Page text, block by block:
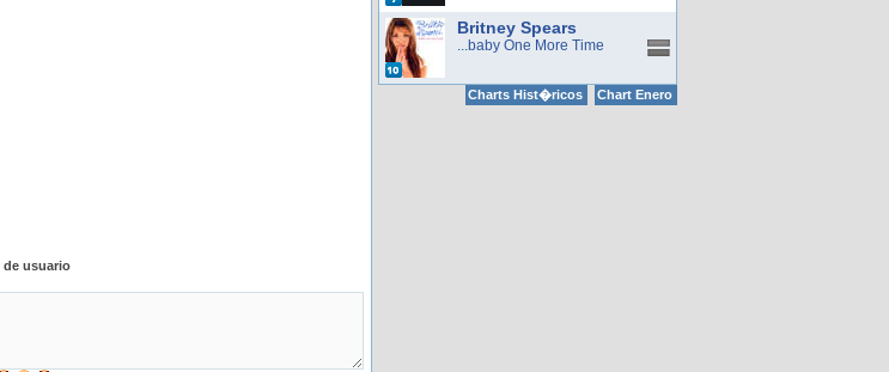
de usuario
Britney Spears
...baby One More Time
Charts Hist�ricos Chart Enero